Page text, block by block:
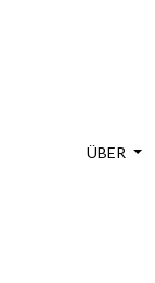
ÜBER